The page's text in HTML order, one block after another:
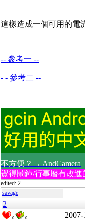
這樣造成一個可用的電
-- 參考一 --
- - 參考二 --
不方便？→ AndCamera
覺得鬧鐘/行事曆有改
edited: 2
savage
2
0 0 2007-